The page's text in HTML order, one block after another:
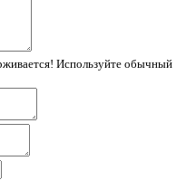
Используйте обычный